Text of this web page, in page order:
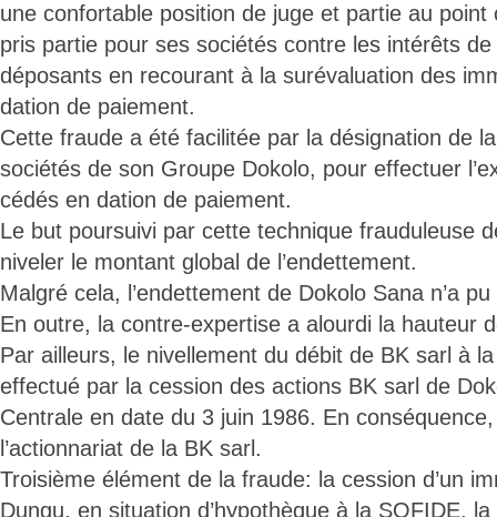
une confortable position de juge et partie au
pris partie pour ses sociétés contre les intérêts
déposants en recourant à la surévaluation des
dation de paiement.
Cette fraude a été facilitée par la désignation de
sociétés de son Groupe Dokolo, pour effectuer
cédés en dation de paiement.
Le but poursuivi par cette technique frauduleuse
niveler le montant global de l’endettement.
Malgré cela, l’endettement de Dokolo Sana n’a
En outre, la contre-expertise a alourdi la hauteur
Par ailleurs, le nivellement du débit de BK sarl à
effectué par la cession des actions BK sarl de
Centrale en date du 3 juin 1986. En
l’actionnariat de la BK sarl.
Troisième élément de la fraude: la cession d’un
Dungu, en situation d’hypothèque à la SOFIDE,